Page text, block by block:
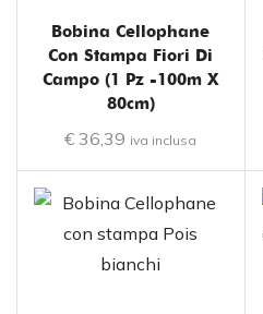
Bobina Cellophane
Con Stampa Fiori Di
Campo (1 Pz -100m X
80cm)
€ 36,39 iva inclusa